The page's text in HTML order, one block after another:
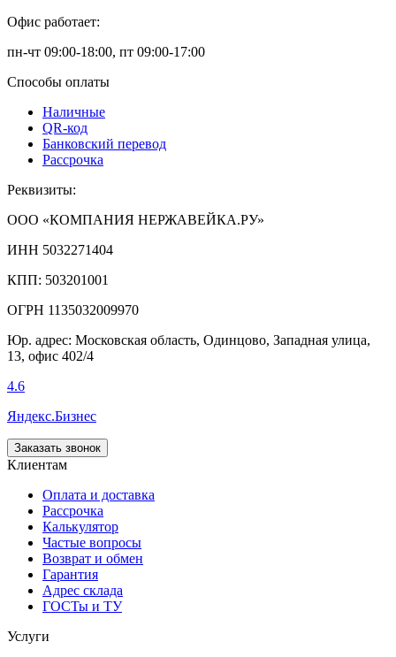
Офис работает:
пн-чт 09:00-18:00, пт 09:00-17:00
Способы оплаты
Наличные
QR-код
Банковский перевод
Рассрочка
Реквизиты:
ООО «КОМПАНИЯ НЕРЖАВЕЙКА.РУ»
ИНН 5032271404
КПП: 503201001
ОГРН 1135032009970
Юр. адрес: Московская область, Одинцово, Западная улица,
13, офис 402/4
4.6
Яндекс.Бизнес
Заказать звонок
Клиентам
Оплата и доставка
Рассрочка
Калькулятор
Частые вопросы
Возврат и обмен
Гарантия
Адрес склада
ГОСТы и ТУ
Услуги